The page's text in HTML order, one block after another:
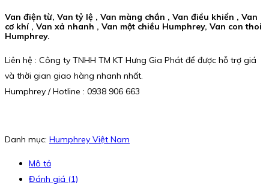
Van điện từ, Van tỷ lệ , Van màng chắn , Van điều khiển , Van
cơ khí , Van xả nhanh , Van một chiều Humphrey, Van con thoi
Humphrey.
Liên hệ : Công ty TNHH TM KT Hưng Gia Phát để được hỗ trợ giá
và thời gian giao hàng nhanh nhất.
Humphrey / Hotline : 0938 906 663
Danh mục: Humphrey Việt Nam
Mô tả
Đánh giá (1)